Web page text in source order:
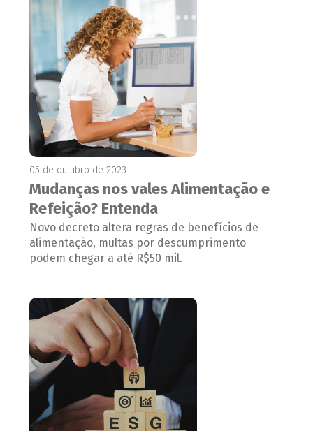
05 de outubro de 2023
Mudanças nos vales Alimentação e
Refeição? Entenda
Novo decreto altera regras de benefícios de
alimentação, multas por descumprimento
podem chegar a até R$50 mil.